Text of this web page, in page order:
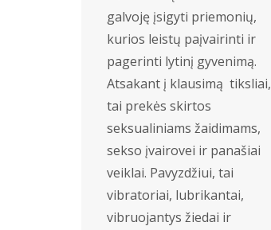
galvoję įsigyti priemonių,
kurios leistų paįvairinti ir
pagerinti lytinį gyvenimą.
Atsakant į klausimą tiksliai,
tai prekės skirtos
seksualiniams žaidimams,
sekso įvairovei ir panašiai
veiklai. Pavyzdžiui, tai
vibratoriai, lubrikantai,
vibruojantys žiedai ir